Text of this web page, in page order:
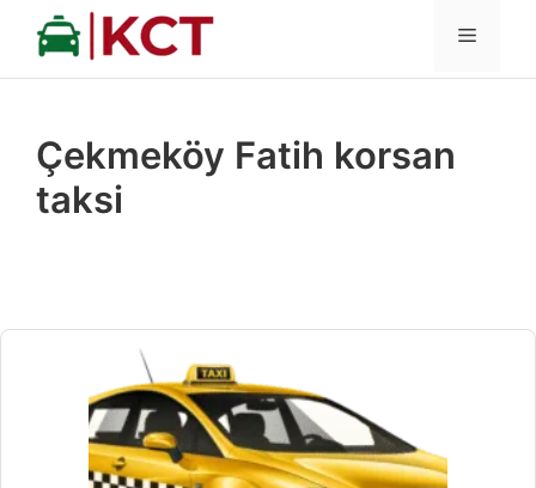
İçeriğe
MENÜ
Çekmeköy Fatih korsan
taksi